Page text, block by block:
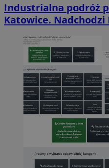
Industrialna podróż
Katowice. Nadchodzi